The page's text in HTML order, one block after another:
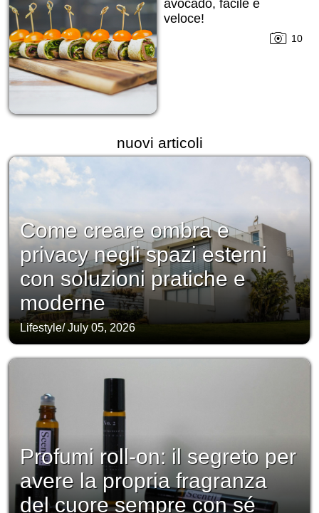
avocado, facile e
veloce!
10
nuovi articoli
Come creare ombra e
privacy negli spazi esterni
con soluzioni pratiche e
moderne
Lifestyle/July 05, 2026
Profumi roll-on: il segreto per
avere la propria fragranza
del cuore sempre con sé